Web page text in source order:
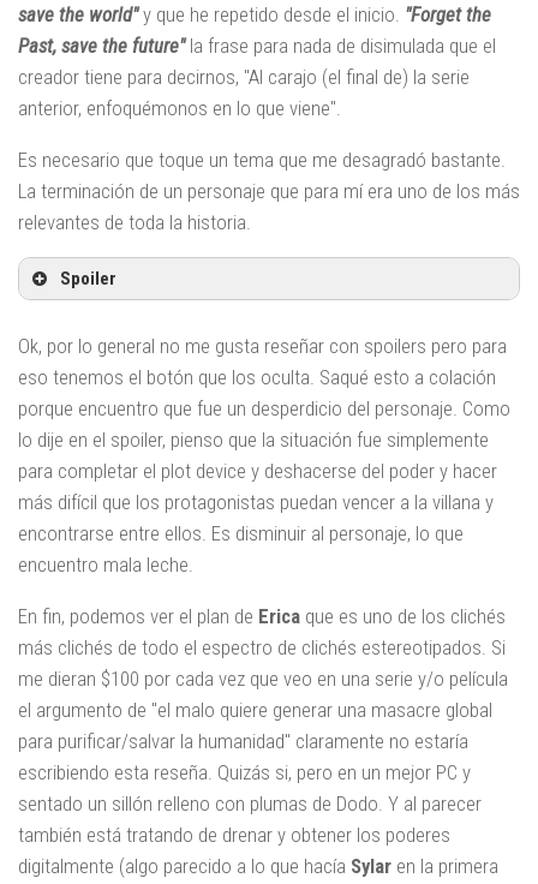
save the world"y que he repetido desde el inicio. "Forget the
Past, save the future"la frase para nada de disimulada que el
creador tiene para decirnos, "Al carajo (el final de) la serie
anterior, enfoquémonos en lo que viene".
Es necesario que toque un tema que me desagradó bastante.
La terminación de un personaje que para mí era uno de los más
relevantes de toda la historia.
Spoiler
Ok, por lo general no me gusta reseñar con spoilers pero para
eso tenemos el botón que los oculta. Saqué esto a colación
porque encuentro que fue un desperdicio del personaje. Como
lo dije en el spoiler, pienso que la situación fue simplemente
para completar el plot device y deshacerse del poder y hacer
más difícil que los protagonistas puedan vencer a la villana y
encontrarse entre ellos. Es disminuir al personaje, lo que
encuentro mala leche.
En fin, podemos ver el plan de Erica que es uno de los clichés
más clichés de todo el espectro de clichés estereotipados. Si
me dieran $100 por cada vez que veo en una serie y/o película
el argumento de "el malo quiere generar una masacre global
para purificar/salvar la humanidad" claramente no estaría
escribiendo esta reseña. Quizás si, pero en un mejor PC y
sentado un sillón relleno con plumas de Dodo. Y al parecer
también está tratando de drenar y obtener los poderes
digitalmente (algo parecido a lo que hacía Sylar en la primera